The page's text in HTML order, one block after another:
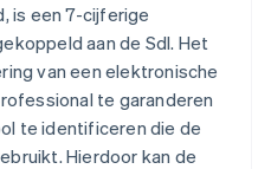
is een 7-cijferige
aan de SdI. Het
van een elektronische
te garanderen
te identificeren die de
Hierdoor kan de